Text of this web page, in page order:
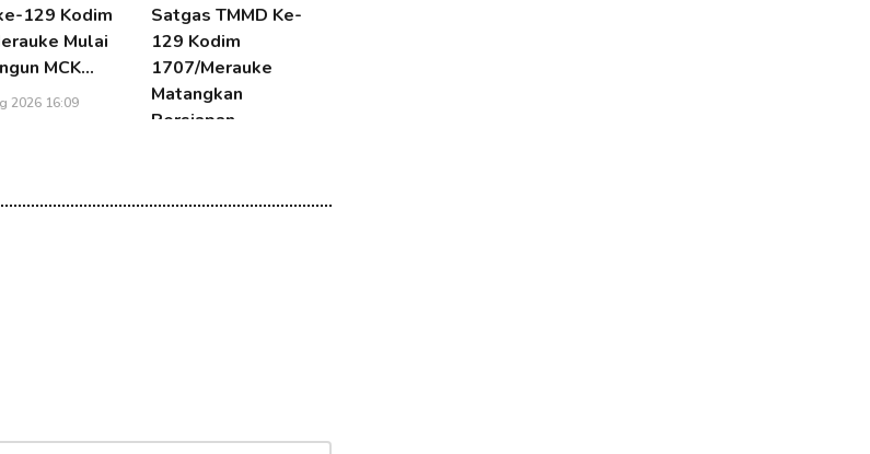
129 Kodim
Mulai
MCK…
2026 16:09
Satgas TMMD Ke-
129 Kodim
1707/Merauke
Matangkan
Persiapan…